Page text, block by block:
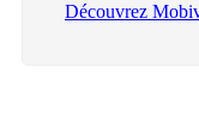
Découvrez